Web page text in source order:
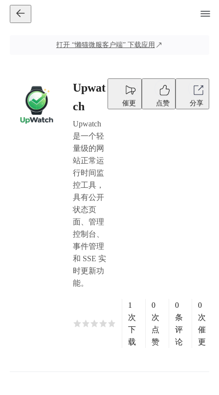
打开 “懒猫微服客户端” 下载应用
Upwat
ch
Upwatch
是一个轻
量级的网
站正常运
行时间监
控工具，
具有公开
状态页
面、管理
控制台、
事件管理
和 SSE 实
时更新功
能。
催更 点赞 分享
1
次
下
载
0
次
点
赞
0
条
评
论
0
次
催
更